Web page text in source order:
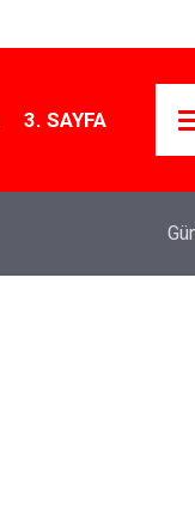
3. SAYFA
Kırıkkale